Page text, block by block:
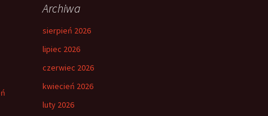
Archiwa
sierpień 2026
lipiec 2026
czerwiec 2026
kwiecień 2026
luty 2026